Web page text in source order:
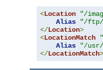
<Location "/
Alias
"/ftp/
</Location>
<LocationMatch
Alias
"/usr/
</LocationMatch>